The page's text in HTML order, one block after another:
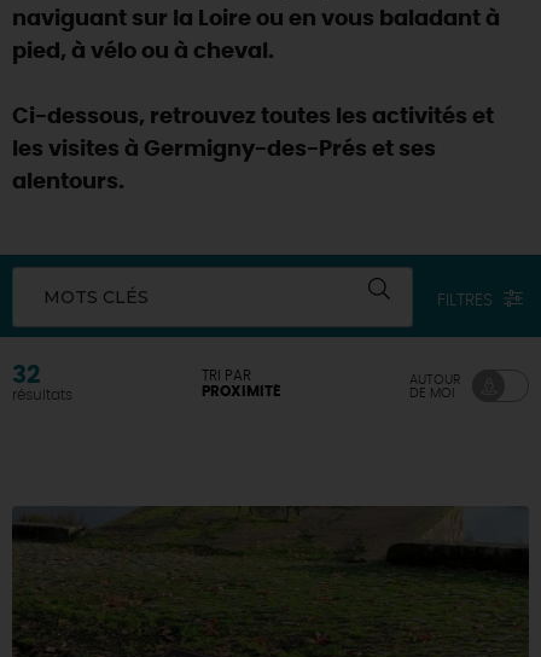
naviguant sur la Loire ou en vous baladant à
pied, à vélo ou à cheval.
Ci-dessous, retrouvez toutes les activités et
les visites à Germigny-des-Prés et ses
alentours.
MOTS CLÉS FILTRES
32
résultats
TRI PAR
PROXIMITÉ
AUTOUR
DE MOI